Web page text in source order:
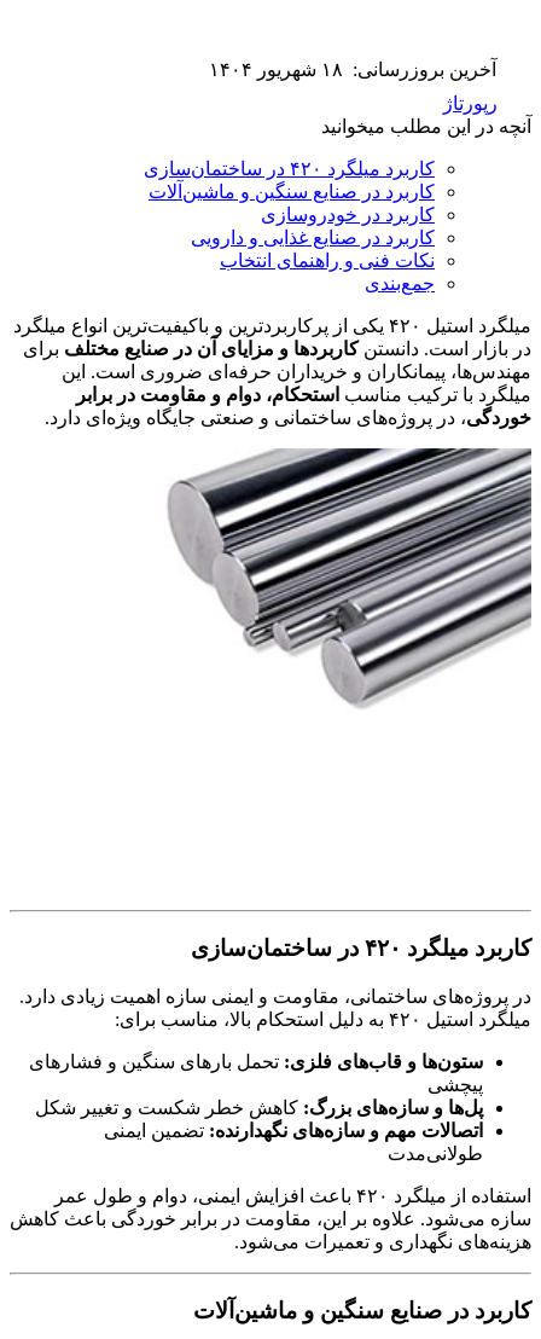
آخرین بروزرسانی: ۱۸ شهریور ۱۴۰۴
رپورتاژ
آنچه در این مطلب میخوانید
کاربرد میلگرد ۴۲۰ در ساختمان‌سازی
کاربرد در صنایع سنگین و ماشین‌آلات
کاربرد در خودروسازی
کاربرد در صنایع غذایی و دارویی
نکات فنی و راهنمای انتخاب
جمع‌بندی
میلگرد استیل ۴۲۰ یکی از پرکاربردترین و باکیفیت‌ترین انواع میلگرد
در بازار است. دانستن کاربردها و مزایای آن در صنایع مختلف برای
مهندس‌ها، پیمانکاران و خریداران حرفه‌ای ضروری است. این
میلگرد با ترکیب مناسب استحکام، دوام و مقاومت در برابر
خوردگی، در پروژه‌های ساختمانی و صنعتی جایگاه ویژه‌ای دارد.
کاربرد میلگرد ۴۲۰ در ساختمان‌سازی
در پروژه‌های ساختمانی، مقاومت و ایمنی سازه اهمیت زیادی دارد.
میلگرد استیل ۴۲۰ به دلیل استحکام بالا، مناسب برای:
ستون‌ها و قاب‌های فلزی: تحمل بارهای سنگین و فشارهای
پیچشی
پل‌ها و سازه‌های بزرگ: کاهش خطر شکست و تغییر شکل
اتصالات مهم و سازه‌های نگهدارنده: تضمین ایمنی
طولانی‌مدت
استفاده از میلگرد ۴۲۰ باعث افزایش ایمنی، دوام و طول عمر
سازه می‌شود. علاوه بر این، مقاومت در برابر خوردگی باعث کاهش
هزینه‌های نگهداری و تعمیرات می‌شود.
کاربرد در صنایع سنگین و ماشین‌آلات